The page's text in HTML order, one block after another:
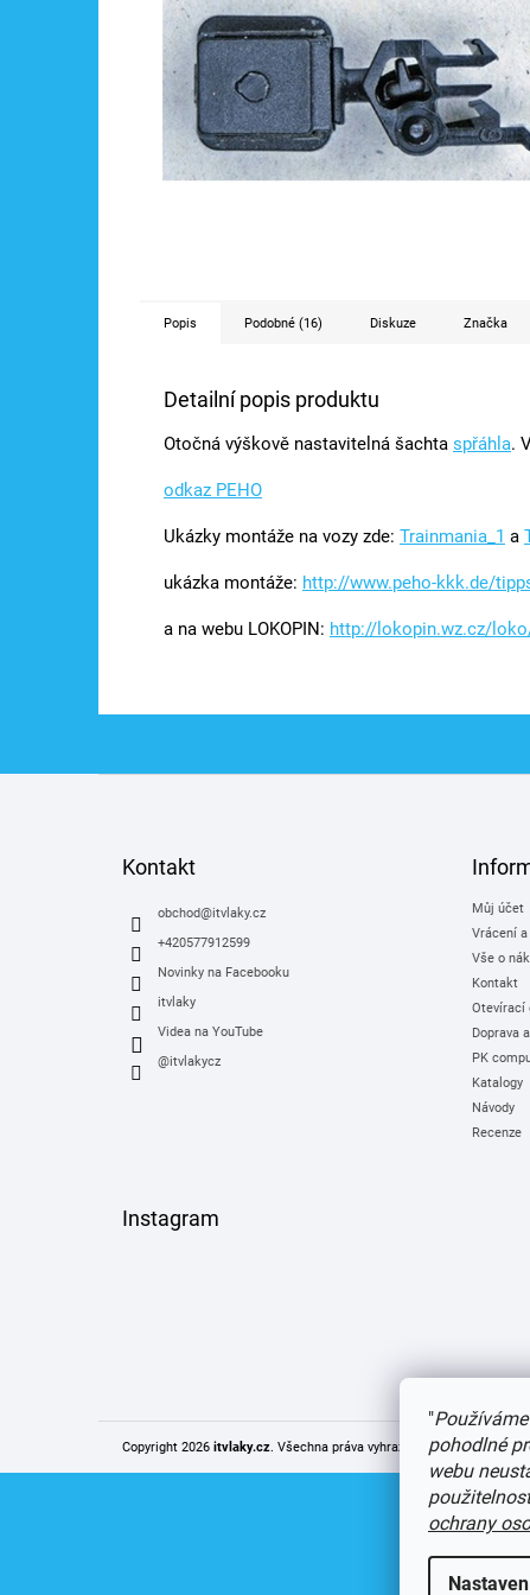
"
pohodlné
webu
ochrany
Popis Podobné (16) Diskuze Značka
Detailní popis produktu
Otočná výškově nastavitelná šachta spřáhla.
odkaz PEHO
Ukázky montáže na vozy zde: Trainmania_1 a
ukázka montáže: http://www.peho-kkk.de/
a na webu LOKOPIN: http://lokopin.wz.cz/
Kontakt
obchod@itvlaky.cz
+420577912599
Novinky na Facebooku
itvlaky
Videa na YouTube
@itvlakycz
Můj účet
Vrácení
Vše o
Kontakt
Otevírací
Doprava
PK
Katalogy
Návody
Recenze
Instagram
Copyright 2026 itvlaky.cz. Všechna práva vyhrazena.Upravit